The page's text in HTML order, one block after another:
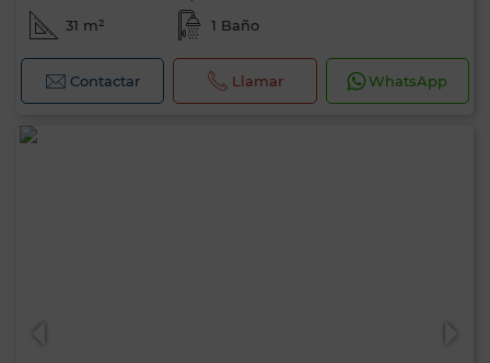
31 m² 1 Baño
Contactar Llamar WhatsApp